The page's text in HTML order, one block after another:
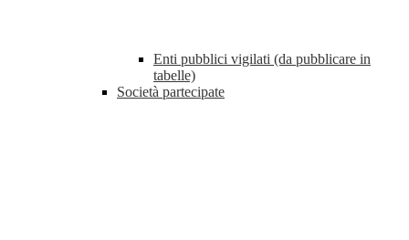
Enti pubblici vigilati (da pubblicare in
tabelle)
Società partecipate